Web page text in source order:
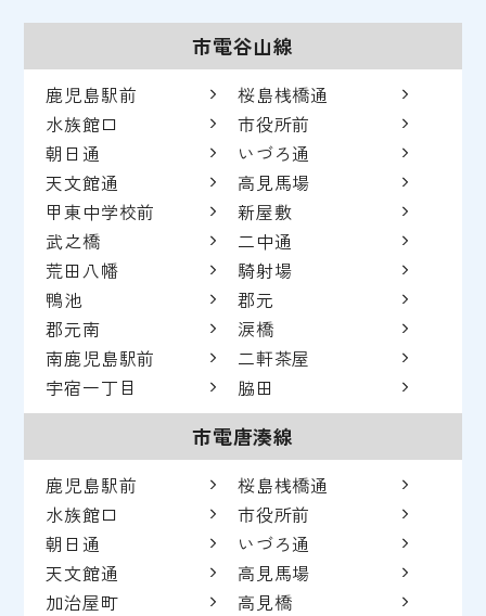
市電谷山線
鹿児島駅前
桜島桟橋通
水族館口
市役所前
朝日通
いづろ通
天文館通
高見馬場
甲東中学校前
新屋敷
武之橋
二中通
荒田八幡
騎射場
鴨池
郡元
郡元南
涙橋
南鹿児島駅前
二軒茶屋
宇宿一丁目
脇田
市電唐湊線
鹿児島駅前
桜島桟橋通
水族館口
市役所前
朝日通
いづろ通
天文館通
高見馬場
加治屋町
高見橋